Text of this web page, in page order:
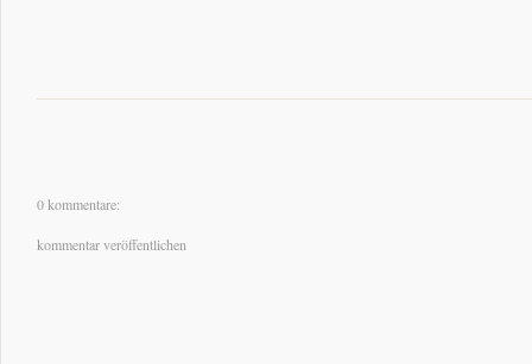
0 kommentare:
kommentar veröffentlichen